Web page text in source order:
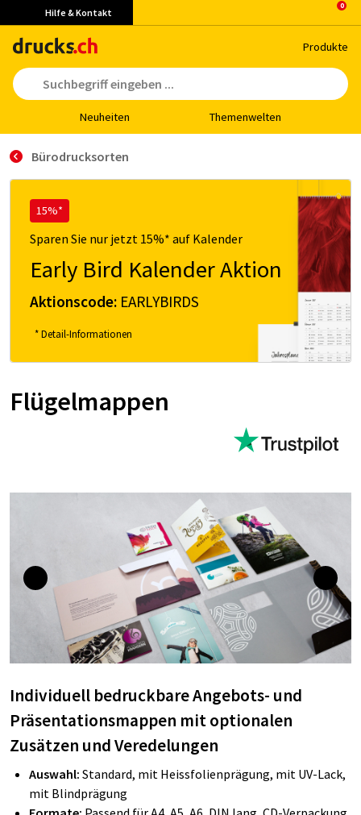
Hilfe & Kontakt
Pro­duk­te
Neu­hei­ten The­men­wel­ten
Bürodrucksorten
15%*
Sparen Sie nur jetzt 15%* auf Kalender
Early Bird Kalender Aktion
Aktionscode: EARLYBIRDS
* Detail-Informationen
Flügelmappen
Individuell bedruckbare Angebots- und
Präsentationsmappen mit optionalen
Zusätzen und Veredelungen
Auswahl: Standard, mit Heissfolienprägung, mit UV-Lack,
mit Blindprägung